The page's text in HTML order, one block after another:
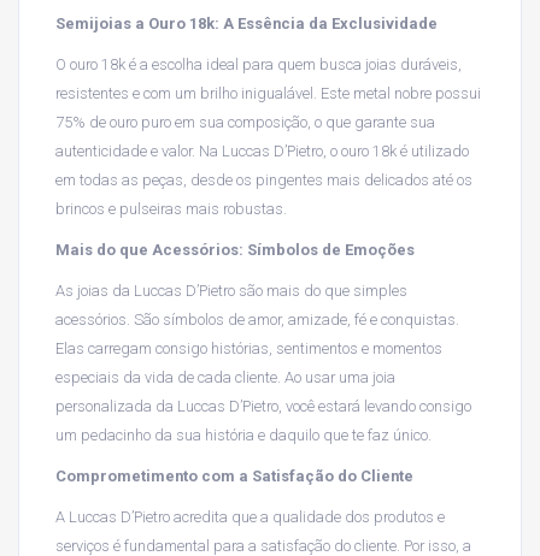
Semijoias a Ouro 18k: A Essência da Exclusividade
O ouro 18k é a escolha ideal para quem busca joias duráveis,
resistentes e com um brilho inigualável. Este metal nobre possui
75% de ouro puro em sua composição, o que garante sua
autenticidade e valor. Na Luccas D’Pietro, o ouro 18k é utilizado
em todas as peças, desde os pingentes mais delicados até os
brincos e pulseiras mais robustas.
Mais do que Acessórios: Símbolos de Emoções
As joias da Luccas D’Pietro são mais do que simples
acessórios. São símbolos de amor, amizade, fé e conquistas.
Elas carregam consigo histórias, sentimentos e momentos
especiais da vida de cada cliente. Ao usar uma joia
personalizada da Luccas D’Pietro, você estará levando consigo
um pedacinho da sua história e daquilo que te faz único.
Comprometimento com a Satisfação do Cliente
A Luccas D’Pietro acredita que a qualidade dos produtos e
serviços é fundamental para a satisfação do cliente. Por isso, a